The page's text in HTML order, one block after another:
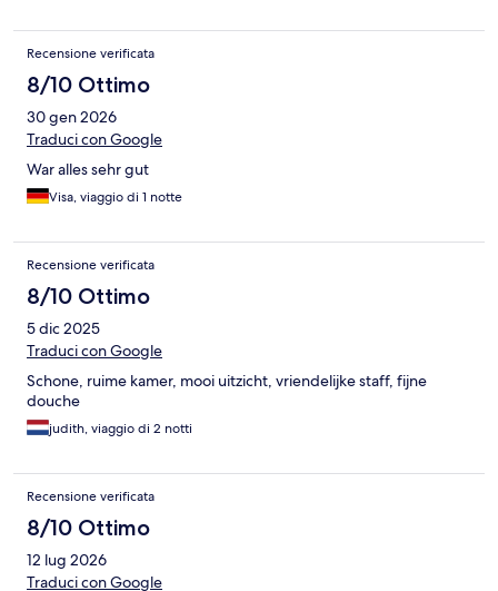
Recensione verificata
8/10 Ottimo
30 gen 2026
Traduci con Google
War alles sehr gut
Visa, viaggio di 1 notte
Recensione verificata
8/10 Ottimo
5 dic 2025
Traduci con Google
Schone, ruime kamer, mooi uitzicht, vriendelijke staff, fijne
douche
judith, viaggio di 2 notti
Recensione verificata
8/10 Ottimo
12 lug 2026
Traduci con Google